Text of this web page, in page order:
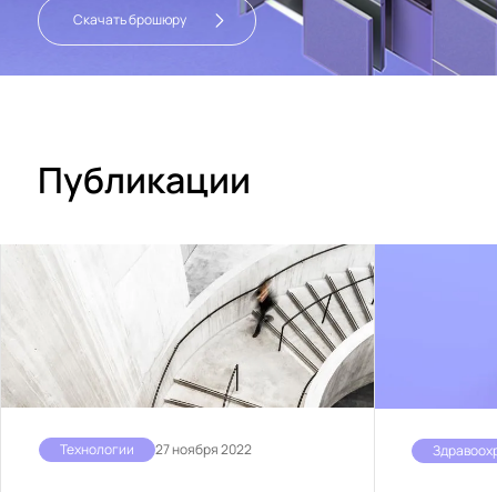
Скачать брошюру
Публикации
Технологии 27 ноября 2022